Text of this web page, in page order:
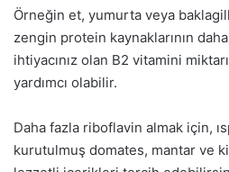
Örneğin et, yumurta veya
zengin protein kaynaklarının
ihtiyacınız olan B2 vitamini
yardımcı olabilir.
Daha fazla riboflavin almak için,
kurutulmuş domates, mantar ve